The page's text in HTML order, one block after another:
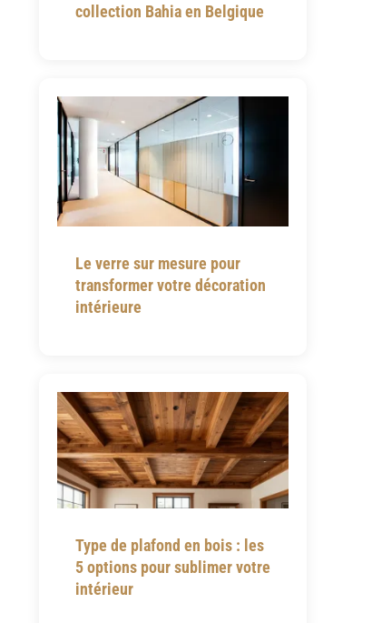
collection Bahia en Belgique
Le verre sur mesure pour
transformer votre décoration
intérieure
Type de plafond en bois : les
5 options pour sublimer votre
intérieur